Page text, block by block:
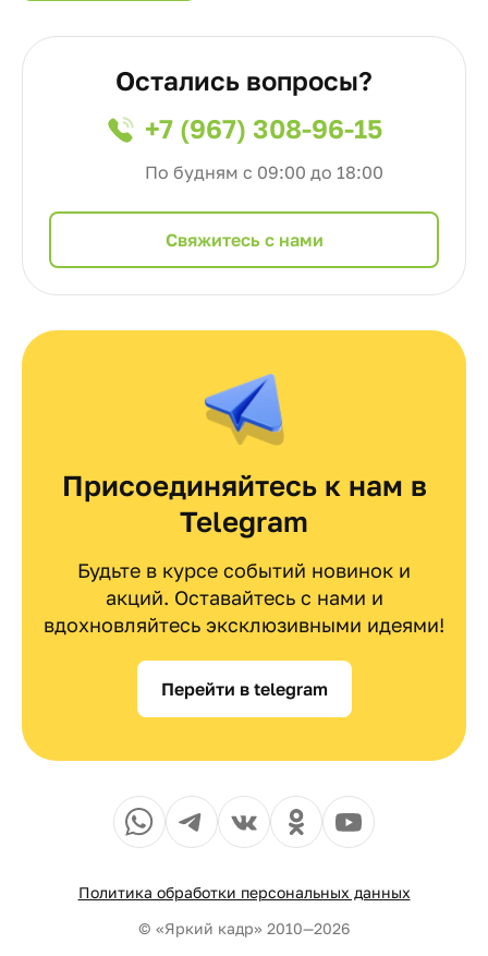
Остались вопросы?
+7 (967) 308-96-15
По будням с 09:00 до 18:00
Cвяжитесь с нами
Присоединяйтесь к нам в
Telegram
Будьте в курсе событий новинок и
акций. Оставайтесь с нами и
вдохновляйтесь эксклюзивными идеями!
Перейти в telegram
Политика обработки персональных данных
© «Яркий кадр» 2010—2026